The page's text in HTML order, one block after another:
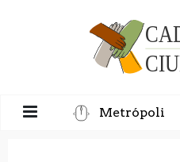
Metrópoli